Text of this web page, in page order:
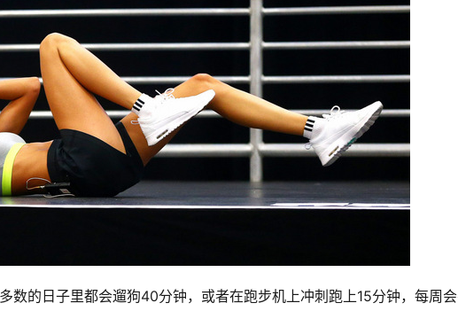
数的日子里都会遛狗40分钟，或者在跑步机上冲刺跑上15分钟，每周